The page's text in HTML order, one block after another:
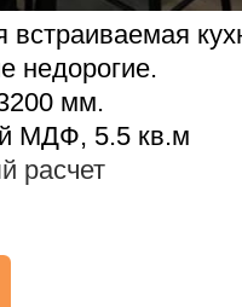
встраиваемая
недорогие.
мм.
МДФ, 5.5 кв.м
расчет